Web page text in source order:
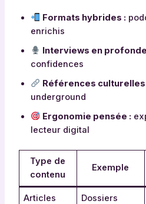
Formats hybrides :
enrichis
Interviews en
confidences
Références culturelles
underground
Ergonomie pensée :
lecteur digital
Type de
contenu
Exemple
Articles
Dossiers